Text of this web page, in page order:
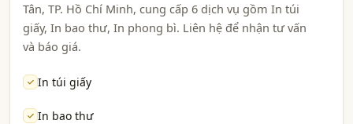
Tân, TP. Hồ Chí Minh, cung cấp 6 dịch vụ gồm In túi
giấy, In bao thư, In phong bì. Liên hệ để nhận tư vấn
và báo giá.
In túi giấy
In bao thư